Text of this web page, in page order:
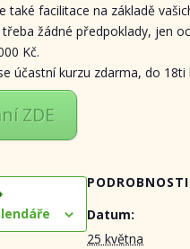
také facilitace na základě
žádné předpoklady, jen
Kč.
účastní kurzu zdarma, do
ZDE
PODROBNOSTI
Datum:
25 května